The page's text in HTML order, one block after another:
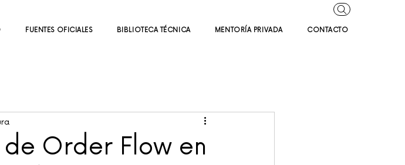
FUENTES OFICIALES BIBLIOTECA TÉCNICA MENTORÍA PRIVADA CONTACTO
de Order Flow en